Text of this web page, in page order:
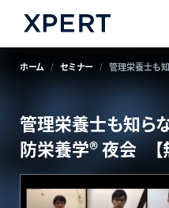
ホーム セミナー
管理栄養士も知ら
防栄養学®️ 夜会 【